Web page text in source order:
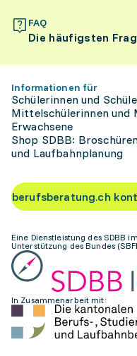
FAQ
Die häufigsten
Informationen für
Schülerinnen und
Mittelschülerinnen und
Erwachsene
Shop SDBB:
und Laufbahnplanung
berufsberatung.ch
Eine Dienstleistung des SDBB
Unterstützung des Bundes
In Zusammenarbeit mit: